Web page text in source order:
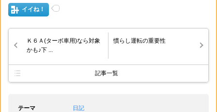
イイね！
Ｋ６Ａ(ターボ車用)なら対象
かも♪下 ...
慣らし運転の重要性
記事一覧
テーマ
日記